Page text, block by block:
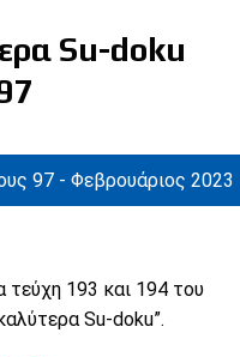
Su-doku
97 - Φεβρουάριος 2023
τεύχη 193 και 194 του
Su-doku”.